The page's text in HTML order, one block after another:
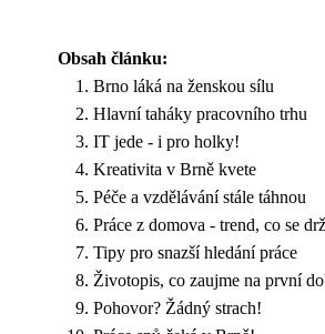
Obsah článku:
Brno láká na ženskou sílu
Hlavní taháky pracovního trhu
IT jede - i pro holky!
Kreativita v Brně kvete
Péče a vzdělávání stále táhnou
Práce z domova - trend, co se
Tipy pro snazší hledání práce
Životopis, co zaujme na první
Pohovor? Žádný strach!